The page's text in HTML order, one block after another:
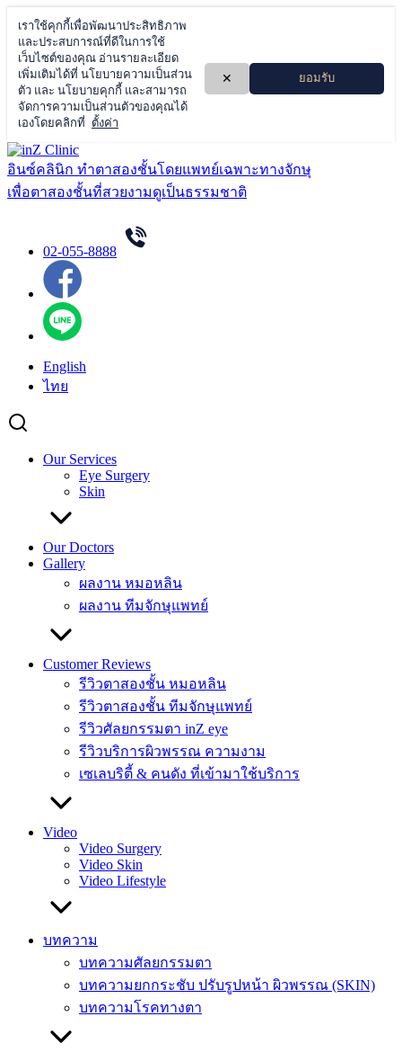
Skip
to
content
อินซ์คลินิก ทำตาสองชั้นโดยแพทย์เฉพาะทางจักษุ
เพื่อตาสองชั้นที่สวยงามดูเป็นธรรมชาติ
02-055-8888
English
ไทย
Our Services
Eye Surgery
Skin
Our Doctors
Gallery
ผลงาน หมอหลิน
ผลงาน ทีมจักษุแพทย์
Customer Reviews
รีวิวตาสองชั้น หมอหลิน
รีวิวตาสองชั้น ทีมจักษุแพทย์
รีวิวศัลยกรรมตา inZ eye
รีวิวบริการผิวพรรณ ความงาม
เซเลบริตี้ & คนดัง ที่เข้ามาใช้บริการ
Video
Video Surgery
Video Skin
Video Lifestyle
บทความ
บทความศัลยกรรมตา
บทความยกกระชับ ปรับรูปหน้า ผิวพรรณ (SKIN)
บทความโรคทางตา